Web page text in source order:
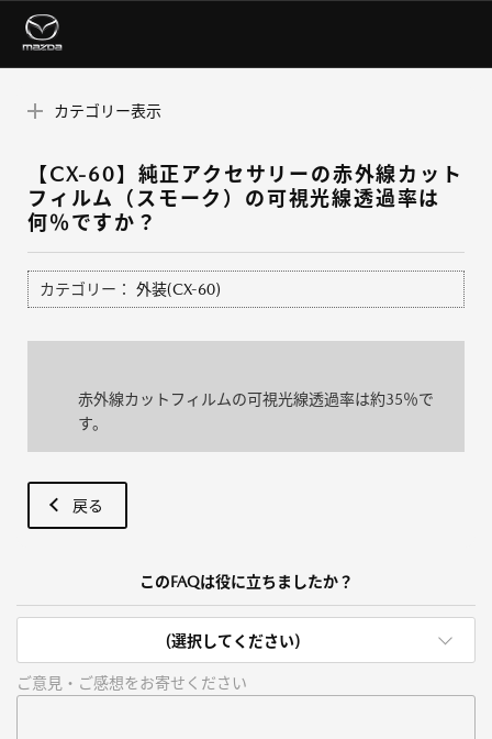
カテゴリー表示
【CX-60】純正アクセサリーの赤外線カット
フィルム（スモーク）の可視光線透過率は
何％ですか？
カテゴリー： 外装(CX-60)
赤外線カットフィルムの可視光線透過率は約35％で
す。
戻る
このFAQは役に立ちましたか？
(選択してください)
ご意見・ご感想をお寄せください